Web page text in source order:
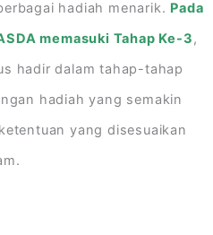
hadiah menarik. Pada
memasuki Tahap Ke-3,
hadir dalam tahap-tahap
hadiah yang semakin
yang disesuaikan